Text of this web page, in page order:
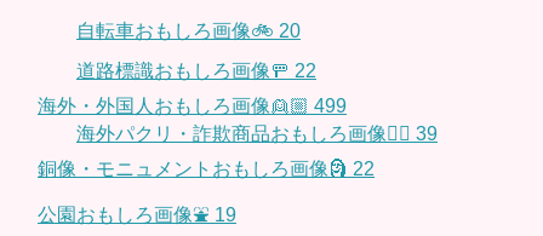
自転車おもしろ画像🚲 20
道路標識おもしろ画像🚥 22
海外・外国人おもしろ画像👱🏼 499
海外パクリ・詐欺商品おもしろ画像🙅‍♀️ 39
銅像・モニュメントおもしろ画像🗿 22
公園おもしろ画像⛲️ 19